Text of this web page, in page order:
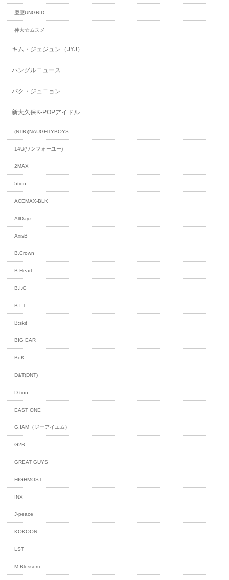
慶應UNGRID
神大☆ムスメ
キム・ジェジュン（JYJ）
ハングルニュース
パク・ジュニョン
新大久保K-POPアイドル
(NTB))NAUGHTYBOYS
14U(ワンフォーユー)
2MAX
5tion
ACEMAX-BLK
AllDayz
AxisB
B.Crown
B.Heart
B.I.G
B.I.T
B:skit
BIG EAR
BoK
D&T(DNT)
D.tion
EAST ONE
G.IAM（ジーアイエム）
G2B
GREAT GUYS
HIGHMOST
INX
J-peace
KOKOON
LST
M Blossom